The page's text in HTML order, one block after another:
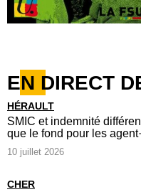
EN DIRECT
HÉRAULT
SMIC et indemnité
que le fond pour les
10 juillet 2026
CHER